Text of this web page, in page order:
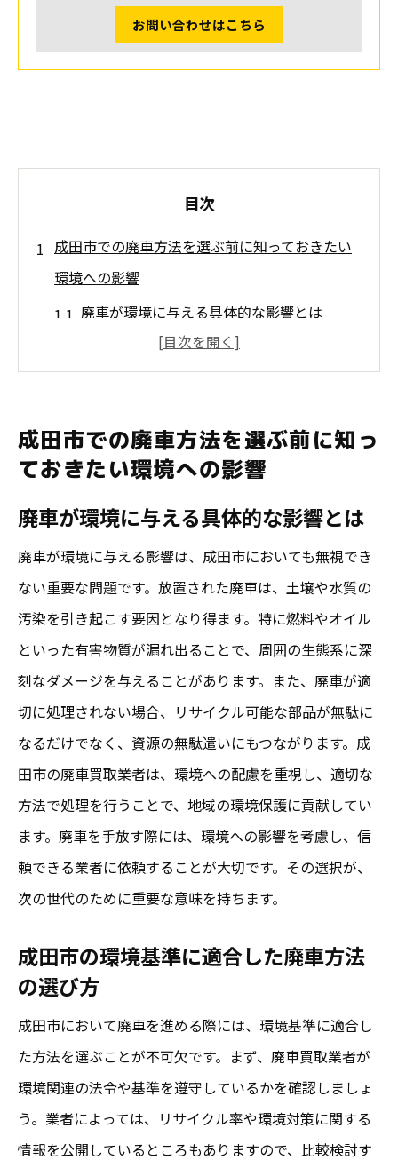
お問い合わせはこちら
目次
成田市での廃車方法を選ぶ前に知っておきたい
環境への影響
廃車が環境に与える具体的な影響とは
成田市の環境基準に適合した廃車方法の選
び方
環境に優しい解体業者の選び方
廃車によるCO2排出削減のメリット
エコロジカルな廃車プロセスの重要性
賢い成田市での廃車買取業者選びの秘訣
信頼できる業者を見分けるためのチェック
ポイント
口コミを活用した成田市内業者の選定術
事前に確認しておくべき業者の買取実績
業者選びで注意するべき契約の注意事項
地域密着型業者のメリットと選び方
成田市内のサービスエリアを広げる活用術
出す法
迅速な対応が可能な業者を見つけるコツ
地域密着型業者の優れたサポート体制の活
用
成田市限定キャンペーンを活用する方法
地元業者のネットワークを駆使した効率的
な廃車
成田市での廃車方法を選ぶ前に知っ
ておきたい環境への影響
廃車が環境に与える具体的な影響とは
廃車が環境に与える影響は、成田市においても無視でき
ない重要な問題です。放置された廃車は、土壌や水質の
汚染を引き起こす要因となり得ます。特に燃料やオイル
といった有害物質が漏れ出ることで、周囲の生態系に深
刻なダメージを与えることがあります。また、廃車が適
切に処理されない場合、リサイクル可能な部品が無駄に
なるだけでなく、資源の無駄遣いにもつながります。成
田市の廃車買取業者は、環境への配慮を重視し、適切な
方法で処理を行うことで、地域の環境保護に貢献してい
ます。廃車を手放す際には、環境への影響を考慮し、信
頼できる業者に依頼することが大切です。その選択が、
次の世代のために重要な意味を持ちます。
成田市の環境基準に適合した廃車方法
の選び方
成田市において廃車を進める際には、環境基準に適合し
た方法を選ぶことが不可欠です。まず、廃車買取業者が
環境関連の法令や基準を遵守しているかを確認しましょ
う。業者によっては、リサイクル率や環境対策に関する
情報を公開しているところもありますので、比較検討す